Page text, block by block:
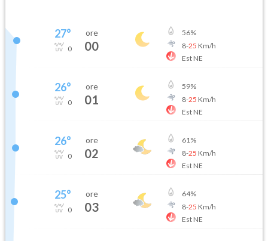
27°
0
ore
00
56%
8-25 Km/h
Est NE
26°
0
ore
01
59%
8-25 Km/h
Est NE
26°
0
ore
02
61%
8-25 Km/h
Est NE
25°
0
ore
03
64%
8-25 Km/h
Est NE